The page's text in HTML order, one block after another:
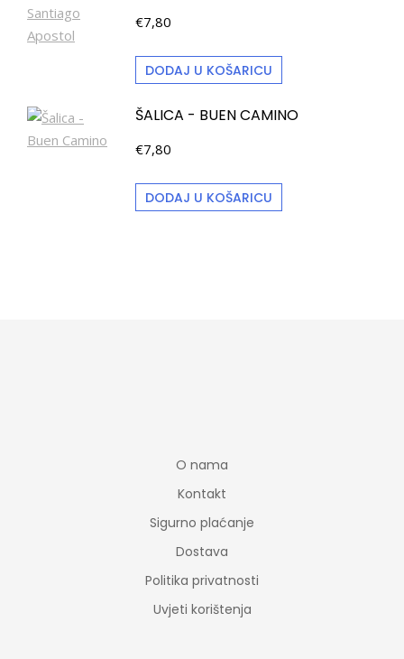
€7,80
DODAJ U KOŠARICU
ŠALICA - BUEN CAMINO
€7,80
DODAJ U KOŠARICU
O nama
Kontakt
Sigurno plaćanje
Dostava
Politika privatnosti
Uvjeti korištenja